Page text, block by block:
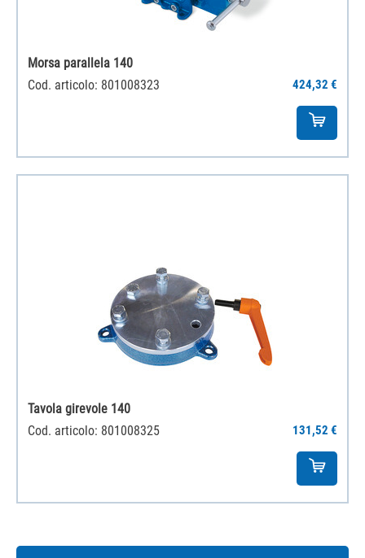
Morsa parallela 140
Cod. articolo: 801008323
424,32 €
Tavola girevole 140
Cod. articolo: 801008325
131,52 €